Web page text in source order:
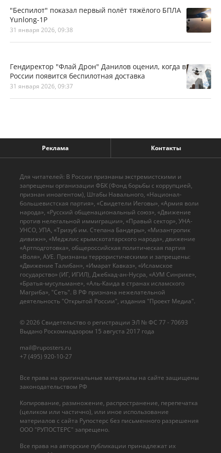
"Беспилот" показал первый полёт тяжёлого БПЛА
Yunlong-1P
31 января 2026, 09:38
Гендиректор "Флай Дрон" Данилов оценил, когда в
России появится беспилотная доставка
31 января 2026, 09:37
Реклама Контакты
Все права на оригинальные материалы на сайте защищены
законодательством РФ
Копирование, размножение, распространение, перепечатка
(целиком или частично), или иное использование
материалов с сайта Рупостерс без письменного разрешения
ООО "РУПОСТЕРС" запрещено.
Все права на авторские публикации принадлежат их
© 2026 Cвидетельство о регистрации ЭЛ № ФС 77 - 70693
Выдано Роскомнадзором 15 августа 2017 года
mail@ruposters.ru
+7 (495) 920-10-27
Для читателей: В России признаны экстремистскими и
запрещены организации ФБК (Фонд борьбы с коррупцией,
признан иноагентом), Штабы Навального, «Национал-
большевистская партия», «Свидетели Иеговы», «Армия воли
народа», «Русский общенациональный союз», «Движение
против нелегальной иммиграции», «Правый сектор», УНА-
УНСО, УПА, «Тризуб им. Степана Бандеры», «Мизантропик
дивижн», «Меджлис крымскотатарского народа», движение
«Артподготовка», общероссийская политическая партия
«Воля», АУЕ. Признаны террористическими и запрещены:
«Движение Талибан», «Имарат Кавказ», «Исламское
государство» (ИГ, ИГИЛ), Джебхад-ан-Нусра, «АУМ Синрике»,
«Братья-мусульмане», «Аль-Каида в странах исламского
Магриба», "Сеть". В РФ признана нежелательной
деятельность "Открытой России", издания "Проект Медиа".